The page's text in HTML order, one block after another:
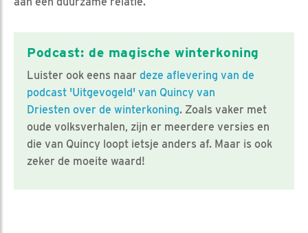
Podcast: de magische winterkoning
Luister ook eens naar deze aflevering van de
podcast 'Uitgevogeld' van Quincy van
Driesten over de winterkoning. Zoals vaker met
oude volksverhalen, zijn er meerdere versies en
die van Quincy loopt ietsje anders af. Maar is ook
zeker de moeite waard!